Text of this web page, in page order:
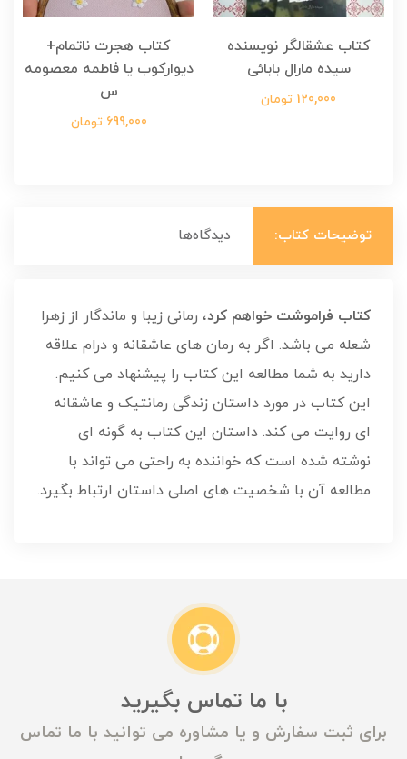
کتاب عشقالگر نویسنده
سیده مارال بابائی
120,000 تومان
کتاب هجرت ناتمام+
دیوارکوب یا فاطمه معصومه
س
699,000 تومان
توضیحات کتاب: دیدگاه‌ها
کتاب فراموشت خواهم کرد، رمانی زیبا و ماندگار از زهرا
شعله می باشد. اگر به رمان های عاشقانه و درام علاقه
دارید به شما مطالعه این کتاب را پیشنهاد می کنیم.
این کتاب در مورد داستان زندگی رمانتیک و عاشقانه
ای روایت می کند. داستان این کتاب به گونه ای
نوشته شده است که خواننده به راحتی می تواند با
مطالعه آن با شخصیت های اصلی داستان ارتباط بگیرد.
با ما تماس بگیرید
برای ثبت سفارش و یا مشاوره می توانید با ما تماس